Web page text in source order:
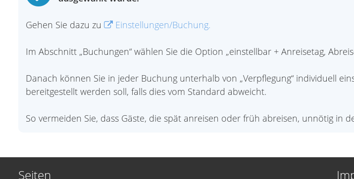
Gehen Sie dazu zu Einstellungen/Buchung.
Im Abschnitt „Buchungen“ wählen Sie die Option „einstellbar + Anreisetag,
Danach können Sie in jeder Buchung unterhalb von „Verpflegung“ individuell
bereitgestellt werden soll, falls dies vom Standard abweicht.
So vermeiden Sie, dass Gäste, die spät anreisen oder früh abreisen, unnötig in
Seiten